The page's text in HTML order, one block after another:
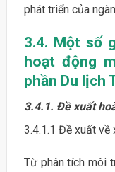
phát triển của
3.4. Một số
hoạt động
phần Du lịch
3.4.1. Đề xuất
3.4.1.1 Đề xuất
Từ phân tích môi